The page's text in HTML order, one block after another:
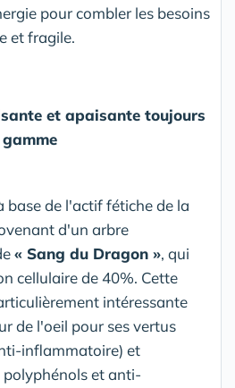
pour combler les besoins
et fragile.
et apaisante toujours
base de l'actif fétiche de la
d'un arbre
« Sang du Dragon », qui
cellulaire de 40%. Cette
intéressante
de l'oeil pour ses vertus
inflammatoire) et
polyphénols et anti-